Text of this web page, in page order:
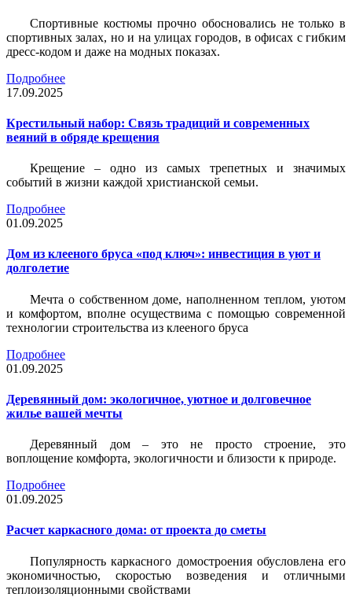
Спортивные костюмы прочно обосновались не только в
спортивных залах, но и на улицах городов, в офисах с гибким
дресс-кодом и даже на модных показах.
Подробнее
17.09.2025
Крестильный набор: Связь традиций и современных
веяний в обряде крещения
Крещение – одно из самых трепетных и значимых
событий в жизни каждой христианской семьи.
Подробнее
01.09.2025
Дом из клееного бруса «под ключ»: инвестиция в уют и
долголетие
Мечта о собственном доме, наполненном теплом, уютом
и комфортом, вполне осуществима с помощью современной
технологии строительства из клееного бруса
Подробнее
01.09.2025
Деревянный дом: экологичное, уютное и долговечное
жилье вашей мечты
Деревянный дом – это не просто строение, это
воплощение комфорта, экологичности и близости к природе.
Подробнее
01.09.2025
Расчет каркасного дома: от проекта до сметы
Популярность каркасного домостроения обусловлена его
экономичностью, скоростью возведения и отличными
теплоизоляционными свойствами